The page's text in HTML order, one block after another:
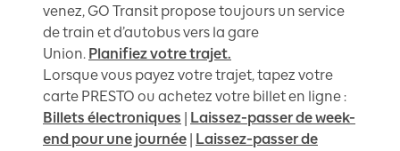
venez, GO Transit propose toujours un service
de train et d’autobus vers la gare
Union. Planifiez votre trajet.
Lorsque vous payez votre trajet, tapez votre
carte PRESTO ou achetez votre billet en ligne :
Billets électroniques
Laissez-passer de week-
end pour une journée
Laissez-passer de